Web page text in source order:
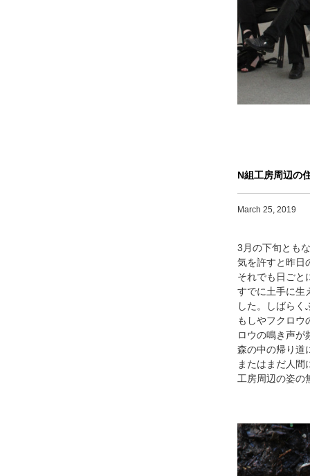
N組工房周辺の
March 25, 2019
3月の下旬とも
気を許すと昨日
それでも日ごと
すでに土手に生
した。しばら
もしやフクロウ
ロウの鳴き声が
森の中の帰り道
またはまだ人間
工房周辺の姿の